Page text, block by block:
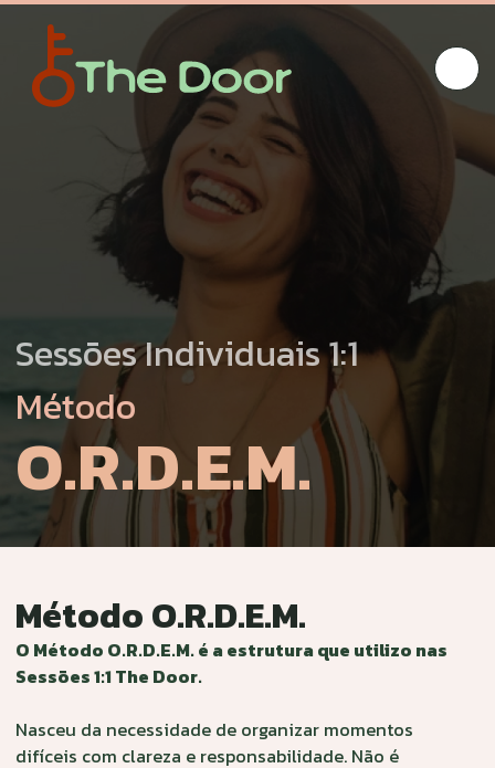
Sessões Individuais 1:1
Método
O.R.D.E.M.
Método O.R.D.E.M.
O Método O.R.D.E.M. é a estrutura que utilizo
Sessões 1:1 The Door.